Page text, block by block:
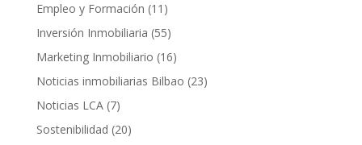
Empleo y Formación (11)
Inversión Inmobiliaria (55)
Marketing Inmobiliario (16)
Noticias inmobiliarias Bilbao (23)
Noticias LCA(7)
Sostenibilidad (20)